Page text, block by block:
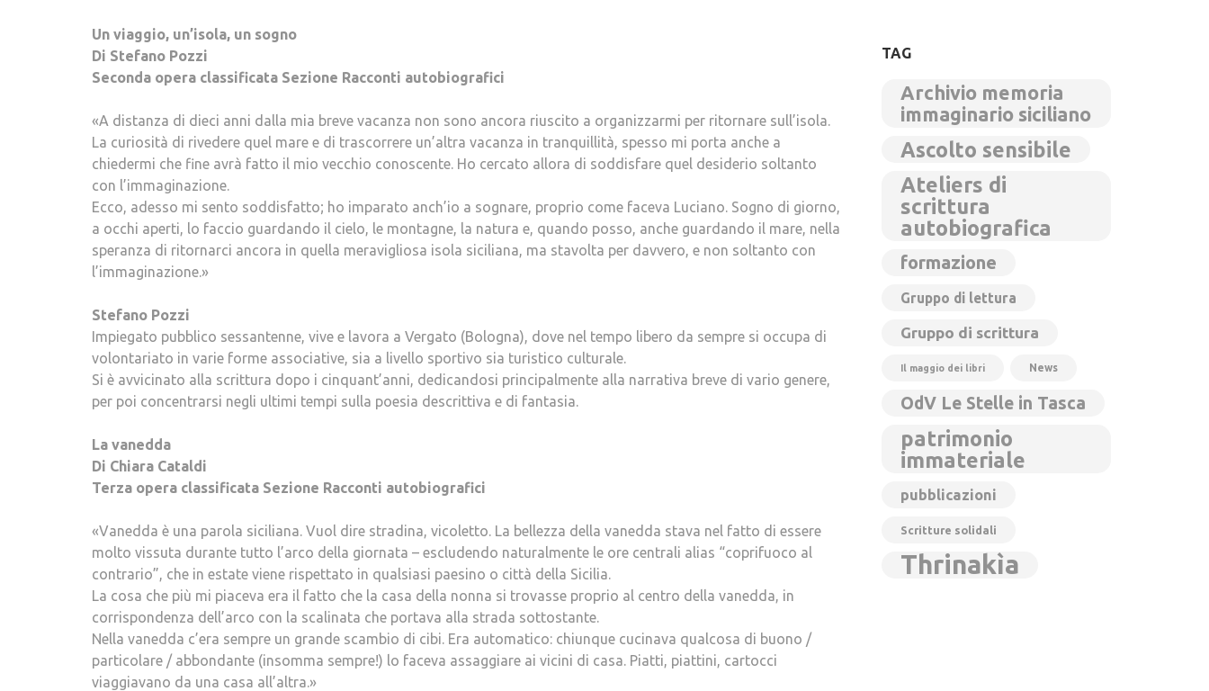
Un viaggio, un’isola, un sogno
Di Stefano Pozzi
Seconda opera classificata Sezione Racconti autobiografici
«A distanza di dieci anni dalla mia breve vacanza non sono ancora riuscito a organizzarmi per ritornare sull’isola.
La curiosità di rivedere quel mare e di trascorrere un’altra vacanza in tranquillità, spesso mi porta anche a
chiedermi che fine avrà fatto il mio vecchio conoscente. Ho cercato allora di soddisfare quel desiderio soltanto
con l’immaginazione.
Ecco, adesso mi sento soddisfatto; ho imparato anch’io a sognare, proprio come faceva Luciano. Sogno di giorno,
a occhi aperti, lo faccio guardando il cielo, le montagne, la natura e, quando posso, anche guardando il mare, nella
speranza di ritornarci ancora in quella meravigliosa isola siciliana, ma stavolta per davvero, e non soltanto con
l’immaginazione.»
Stefano Pozzi
Impiegato pubblico sessantenne, vive e lavora a Vergato (Bologna), dove nel tempo libero da sempre si occupa di
volontariato in varie forme associative, sia a livello sportivo sia turistico culturale.
Si è avvicinato alla scrittura dopo i cinquant’anni, dedicandosi principalmente alla narrativa breve di vario genere,
per poi concentrarsi negli ultimi tempi sulla poesia descrittiva e di fantasia.
La vanedda
Di Chiara Cataldi
Terza opera classificata Sezione Racconti autobiografici
«Vanedda è una parola siciliana. Vuol dire stradina, vicoletto. La bellezza della vanedda stava nel fatto di essere
molto vissuta durante tutto l’arco della giornata – escludendo naturalmente le ore centrali alias “coprifuoco al
contrario”, che in estate viene rispettato in qualsiasi paesino o città della Sicilia.
La cosa che più mi piaceva era il fatto che la casa della nonna si trovasse proprio al centro della vanedda, in
corrispondenza dell’arco con la scalinata che portava alla strada sottostante.
Nella vanedda c’era sempre un grande scambio di cibi. Era automatico: chiunque cucinava qualcosa di buono /
particolare / abbondante (insomma sempre!) lo faceva assaggiare ai vicini di casa. Piatti, piattini, cartocci
viaggiavano da una casa all’altra.»
TAG
Archivio memoria
immaginario siciliano
Ascolto sensibile
Ateliers di
scrittura
autobiografica
formazione
Gruppo di lettura
Gruppo di scrittura
Il maggio dei libri News
OdV Le Stelle in Tasca
patrimonio
immateriale
pubblicazioni
Scritture solidali
Thrinakìa